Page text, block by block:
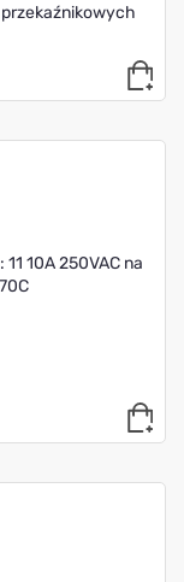
przekaźnikowych
10A 250VAC na